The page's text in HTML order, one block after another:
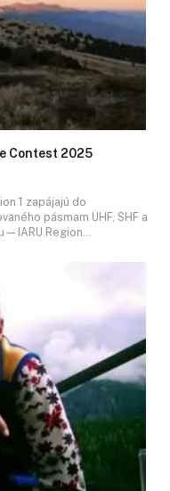
Contest 2025
1 zapájajú do
pásmam UHF, SHF a
— IARU Region…